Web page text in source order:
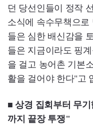
던 당선인들이 정작
소식에 속수무책으로
들은 심한 배신감을
들은 지금이라도 핑
을 걸고 농어촌 기본
활을 걸어야 한다"고
■ 상경 집회부터 무
까지 끝장 투쟁"